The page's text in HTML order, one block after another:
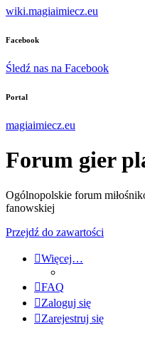
wiki.magiaimiecz.eu
Facebook
Śledź nas na Facebook
Portal
magiaimiecz.eu
Forum gier
Ogólnopolskie forum
fanowskiej
Przejdź do zawartości
Więcej…
FAQ
Zaloguj się
Zarejestruj się